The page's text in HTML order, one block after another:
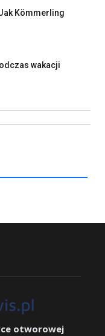
Kömmerling
wakacji
otworowej